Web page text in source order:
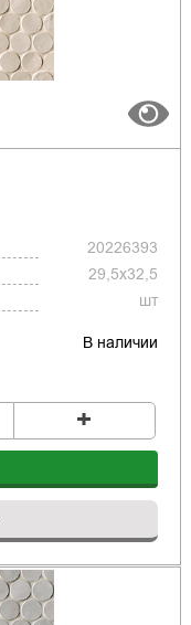
20226393
29,5x32,5
шт
В наличии
+